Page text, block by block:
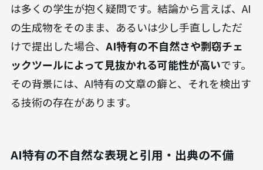
は多くの学生が抱く疑問です。結論から言えば、AI
の生成物をそのまま、あるいは少し手直ししただ
けで提出した場合、 AI特有の不自然さや剽窃チェ
ックツールによって見抜かれる可能性が高いです。
その背景には、AI特有の文章の癖と、それを検出す
る技術の存在があります。
AI特有の不自然な表現と引用・出典の不備